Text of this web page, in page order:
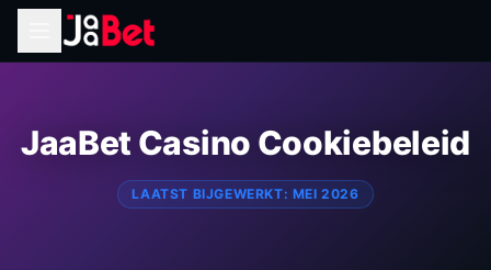
JaaBet Casino Cookiebeleid
LAATST BIJGEWERKT: MEI 2026